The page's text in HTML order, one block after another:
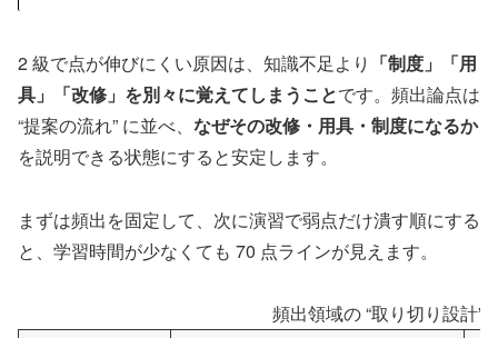
2 級で点が伸びにくい原因は、知識不足より 「制度」「用
具」「改修」を別々に覚えてしまうことです。頻出論点は
“提案の流れ” に並べ、 なぜその改修・用具・制度になるか
を説明できる状態にすると安定します。
まずは頻出を固定して、次に演習で弱点だけ潰す順にする
と、学習時間が少なくても 70 点ラインが見えます。
頻出領域の “取り切り設計”